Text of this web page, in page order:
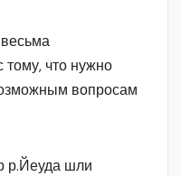
тому, что нужно
вопросам
р.Йеуда шли